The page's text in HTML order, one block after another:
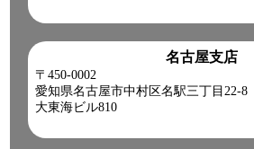
☎0120-93-8833 営業担当:眞籠
2026-07-21
猛暑日の現場は、いつも以上に安全第
こまめな休憩を心掛け、無理をせず一
皆さま、ご安全に。
【本日ご紹介車両】
名古屋支店
〒450-0002
愛知県名古屋市中村区名駅三丁目22-8
大東海ビル810